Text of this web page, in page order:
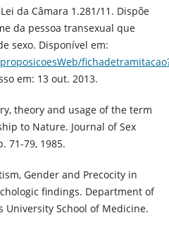
da Câmara 1.281/11. Dispõe
da pessoa transexual que
sexo. Disponível em:
em: 13 out. 2013.
theory and usage of the term
to Nature. Journal of Sex
71-79, 1985.
Gender and Precocity in
findings. Department of
University School of Medicine.